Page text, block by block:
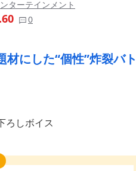
ターテインメント
0
材にした“個性”炸裂バ
ろしボイス